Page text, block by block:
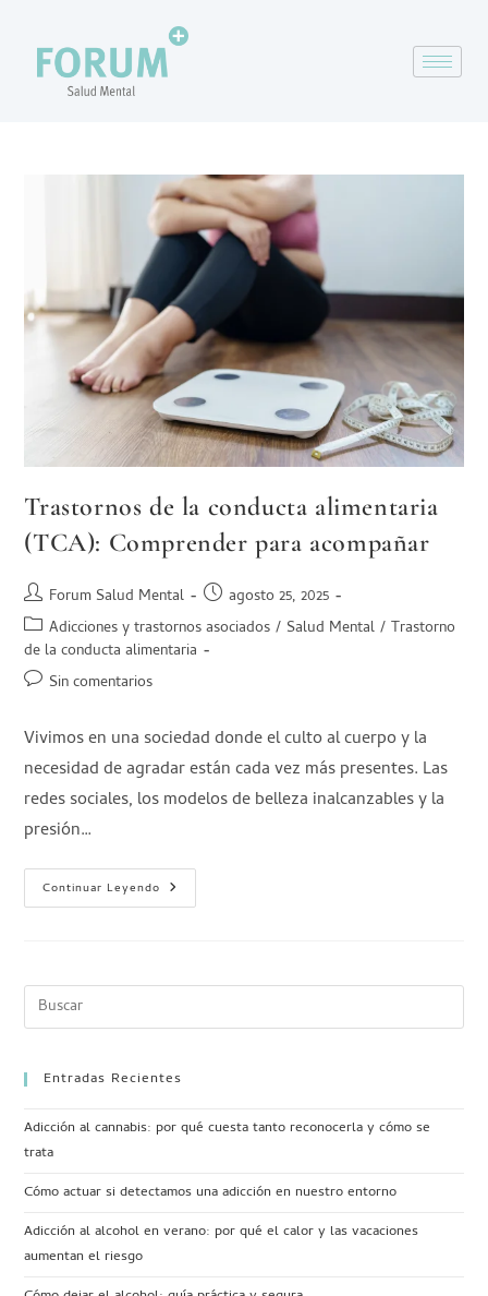
Trastornos de la conducta alimentaria
(TCA): Comprender para acompañar
Forum Salud Mental
agosto 25, 2025
Adicciones y trastornos asociados / Salud Mental / Trastorno
de la conducta alimentaria
Sin comentarios
Vivimos en una sociedad donde el culto al cuerpo y la
necesidad de agradar están cada vez más presentes. Las
redes sociales, los modelos de belleza inalcanzables y la
presión…
Continuar Leyendo
Entradas Recientes
Adicción al cannabis: por qué cuesta tanto reconocerla y cómo se
trata
Cómo actuar si detectamos una adicción en nuestro entorno
Adicción al alcohol en verano: por qué el calor y las vacaciones
aumentan el riesgo